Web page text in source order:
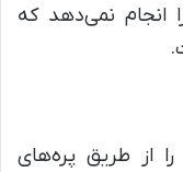
انجام نمی‌دهد که
از طریق پره‌های